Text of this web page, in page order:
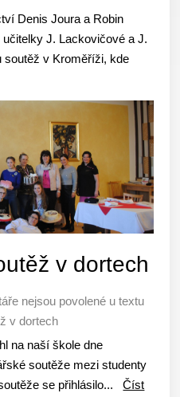
Denis Joura a Robin
J. Lackovičové a J.
soutěž v Kroměříži, kde
v dortech
nejsou povolené u textu
v dortech
na naší škole dne
soutěže mezi studenty
se přihlásilo...Číst